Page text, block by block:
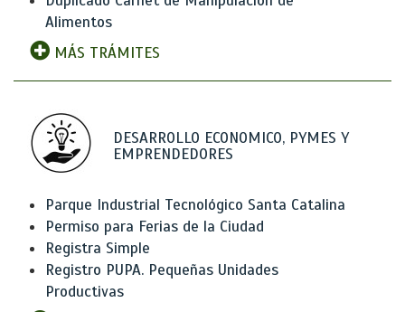
Alimentos
MÁS TRÁMITES
DESARROLLO ECONOMICO, PYMES Y
EMPRENDEDORES
Parque Industrial Tecnológico Santa Catalina
Permiso para Ferias de la Ciudad
Registra Simple
Registro PUPA. Pequeñas Unidades
Productivas